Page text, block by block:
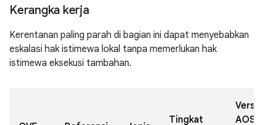
Kerangka kerja
Kerentanan paling parah di bagian ini dapat menyebabkan
eskalasi hak istimewa lokal tanpa memerlukan hak
istimewa eksekusi tambahan.
Tingkat
Versi
AOSP